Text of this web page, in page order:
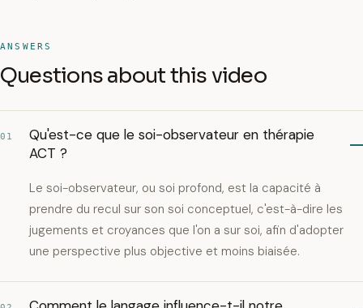
ANSWERS
Questions about this video
01
Qu'est-ce que le soi-observateur en thérapie
ACT ?
Le soi-observateur, ou soi profond, est la capacité à
prendre du recul sur son soi conceptuel, c'est-à-dire les
jugements et croyances que l'on a sur soi, afin d'adopter
une perspective plus objective et moins biaisée.